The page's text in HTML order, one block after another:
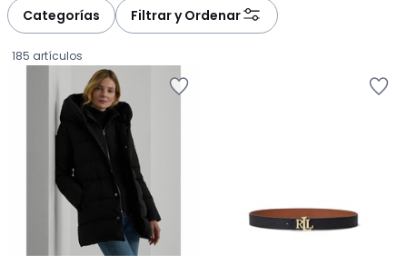
Categorías Filtrar y Ordenar
185 artículos